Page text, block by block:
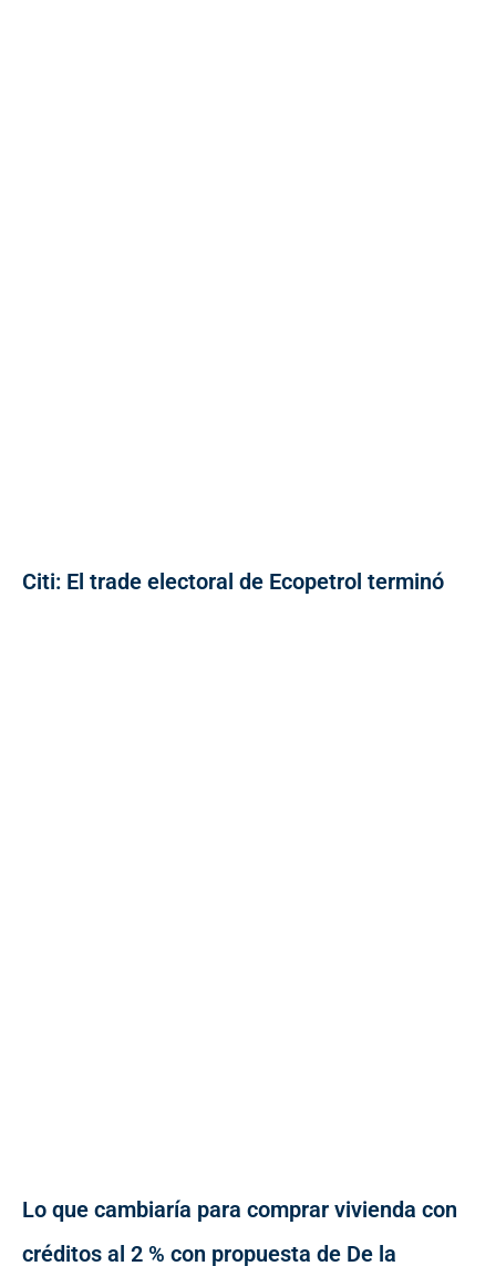
Citi: El trade electoral de Ecopetrol terminó
Lo que cambiaría para comprar vivienda con
créditos al 2 % con propuesta de De la